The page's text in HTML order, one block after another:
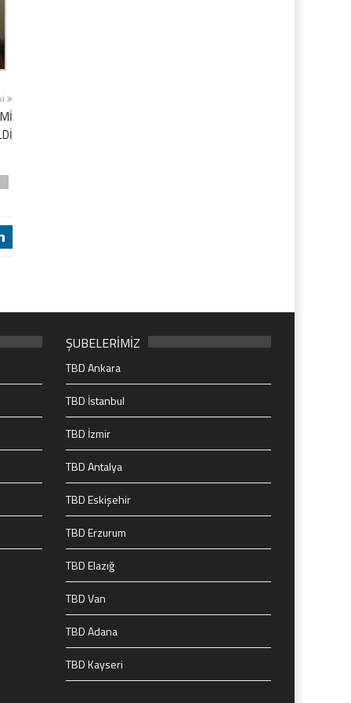
ŞUBELERİMİZ
TBD Ankara
TBD İstanbul
TBD İzmir
TBD Antalya
TBD Eskişehir
TBD Erzurum
TBD Elazığ
TBD Van
TBD Adana
TBD Kayseri